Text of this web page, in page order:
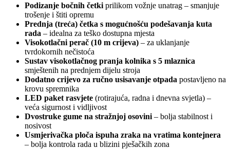
Podizanje bočnih četki prilikom vožnje unatrag – smanjuje
trošenje i štiti opremu
Prednja (treća) četka s mogućnošću podešavanja kuta
rada – idealna za teško dostupna mjesta
Visokotlačni perač (10 m crijeva) – za uklanjanje
tvrdokornih nečistoća
Sustav visokotlačnog pranja kolnika s 5 mlaznica
smještenih na prednjem dijelu stroja
Dodatno crijevo za ručno usisavanje otpada postavljeno na
krovu spremnika
LED paket rasvjete (rotirajuća, radna i dnevna svjetla) –
veća sigurnost i vidljivost
Dvostruke gume na stražnjoj osovini – bolja stabilnost i
nosivost
Usmjerivačka ploča ispuha zraka na vratima kontejnera
– bolja kontrola rada u blizini pješačkih zona